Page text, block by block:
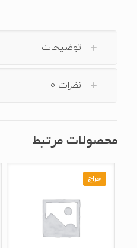
توضیحات
نظرات 0
محصولات مرتبط
حراج